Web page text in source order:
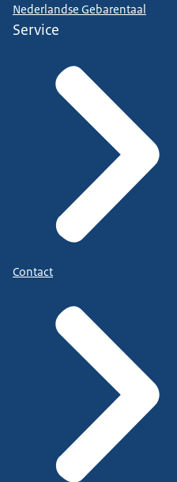
Nederlandse Gebarentaal
Service
Contact